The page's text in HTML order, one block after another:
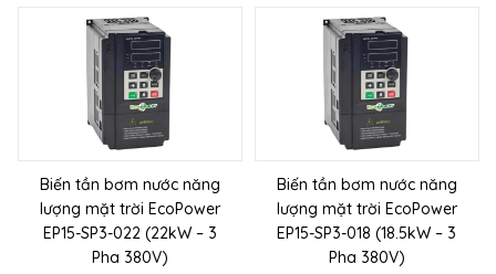
Biến tần bơm nước năng
lượng mặt trời EcoPower
EP15-SP3-022 (22kW – 3
Pha 380V)
Biến tần bơm nước năng
lượng mặt trời EcoPower
EP15-SP3-018 (18.5kW – 3
Pha 380V)